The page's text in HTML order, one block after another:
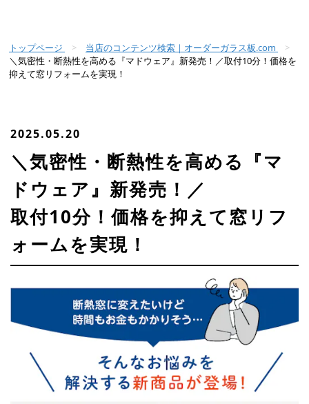
トップページ
当店のコンテンツ検索｜オーダーガラス板.com
＼気密性・断熱性を高める『マドウェア』新発売！／取付10分！価格を
抑えて窓リフォームを実現！
2025.05.20
＼気密性・断熱性を高める『マ
ドウェア』新発売！／
取付10分！価格を抑えて窓リフ
ォームを実現！